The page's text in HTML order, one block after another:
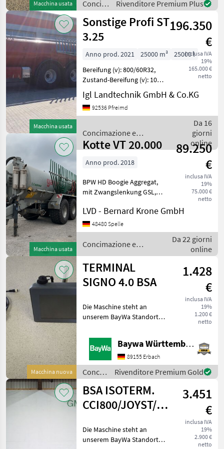
Macchina usata
Saugleistung 7000 l/Min.,
Bordcomputer, eige
Concimazione
e
irrigazione
/
Holmer
Rivenditore Premium Plus
Macchina usata
Sonstige Profi ST
3.25
196.350
€
inclusa IVA
19%
165.000 €
netto
Anno prod. 2021 25000 m³
25000 l
Bereifung (v): 800/60R32,
Zustand-Bereifung (v): 100
%, Bereifung (h): 800/60R32,
Zustand-Bereifung (h): 100
%, Druckluftbremse,
Zentra
Igl Landtechnik GmbH & Co.KG
92536 Pfreimd
Concimazione e
irrigazione / Sonstige
Da 16
giorni
online
Macchina usata
Kotte VT 20.000
89.250
€
inclusa IVA
19%
75.000 €
netto
Anno prod. 2018
BPW HD Boogie Aggregat,
mit Zwangslenkung GSL,
18800 Liter, Saugarm,
Vakuum-Pumpe,
Turbobefüller, K80
Untenanhängung,
LVD - Bernard Krone GmbH
48480 Spelle
Concimazione e
irrigazione / Kotte
Da 22 giorni
online
Macchina nuova
TERMINAL
SIGNO 4.0 BSA
1.428
€
inclusa IVA
19%
1.200 €
netto
Die Maschine steht an
unserem BayWa Standort in
steht Ihnen Herr Straub
unter Tel.: 07305 173 52 für
Ihre Anfrage zur
Verfügung!Signo T50i Isob
Baywa Württemberg
89155 Erbach
Concimazione
e
irrigazione
/ BSA
Rivenditore Premium Gold
BSA ISOTERM.
CCI800/JOYST/PRALLK-
3.451
€
inclusa IVA
19%
2.900 €
netto
Die Maschine steht an
unserem BayWa Standort in